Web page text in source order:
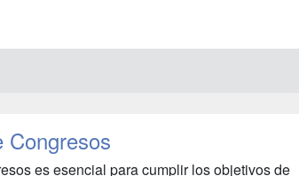
Congresos
es esencial para cumplir los objetivos de